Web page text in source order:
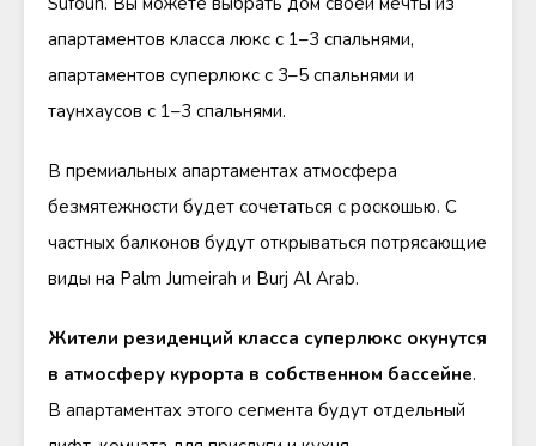
апартаментов класса люкс с 1–3 спальнями,
апартаментов суперлюкс с 3–5 спальнями и
таунхаусов с 1–3 спальнями.
В премиальных апартаментах атмосфера
безмятежности будет сочетаться с роскошью. С
частных балконов будут открываться потрясающие
виды на Palm Jumeirah и Burj Al Arab.
Жители резиденций класса суперлюкс окунутся
в атмосферу курорта в собственном бассейне.
В апартаментах этого сегмента будут отдельный